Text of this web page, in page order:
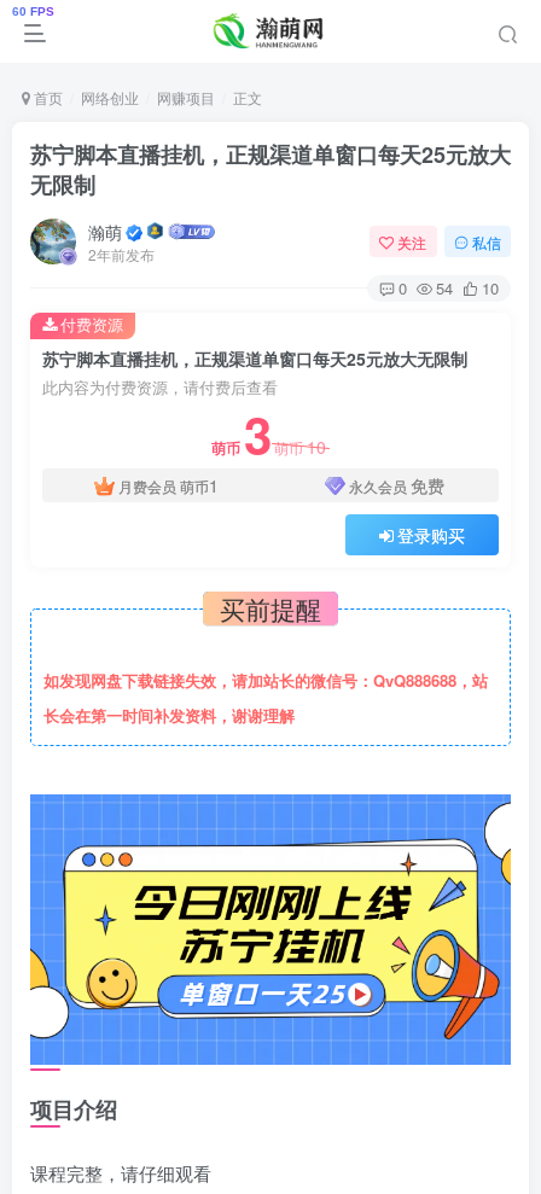
首页 网络创业 网赚项目 正文
苏宁脚本直播挂机，正规渠道单窗口每天25元放大
无限制
瀚萌
2年前发布
关注 私信
0 54 10
苏宁脚本直播挂机，正规渠道单窗口每天25元放大无限制
此内容为付费资源，请付费后查看
萌币 3萌币10
月费会员 萌币1 永久会员 免费
登录购买
付费资源
买前提醒
如发现网盘下载链接失效，请加站长的微信号：QvQ888688，站
长会在第一时间补发资料，谢谢理解
项目介绍
课程完整，请仔细观看